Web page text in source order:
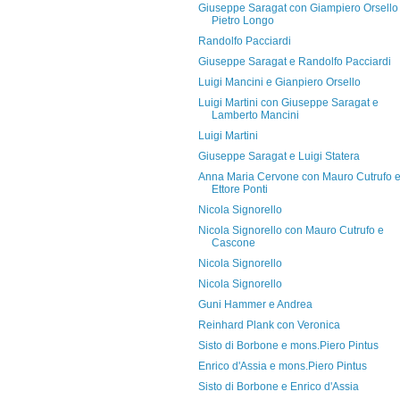
Giuseppe Saragat con Giampiero Orsello
Pietro Longo
Randolfo Pacciardi
Giuseppe Saragat e Randolfo Pacciardi
Luigi Mancini e Gianpiero Orsello
Luigi Martini con Giuseppe Saragat e
Lamberto Mancini
Luigi Martini
Giuseppe Saragat e Luigi Statera
Anna Maria Cervone con Mauro Cutrufo e
Ettore Ponti
Nicola Signorello
Nicola Signorello con Mauro Cutrufo e
Cascone
Nicola Signorello
Nicola Signorello
Guni Hammer e Andrea
Reinhard Plank con Veronica
Sisto di Borbone e mons.Piero Pintus
Enrico d'Assia e mons.Piero Pintus
Sisto di Borbone e Enrico d'Assia